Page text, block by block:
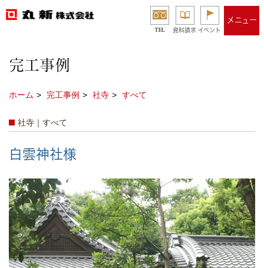
TEL 資料請求 イベント
メニュー
完工事例
ホーム 完工事例 社寺 すべて
社寺｜すべて
白雲神社様